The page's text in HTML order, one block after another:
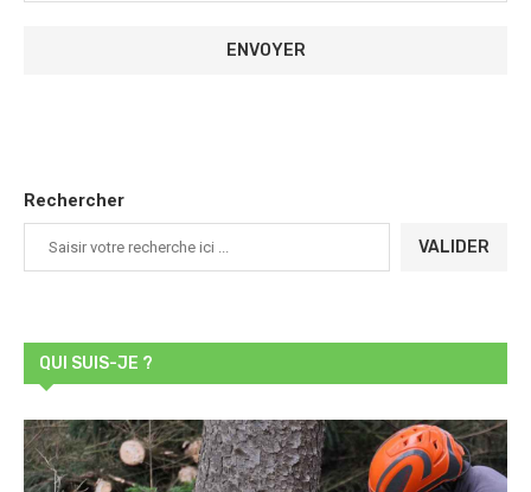
Rechercher
VALIDER
QUI SUIS-JE ?